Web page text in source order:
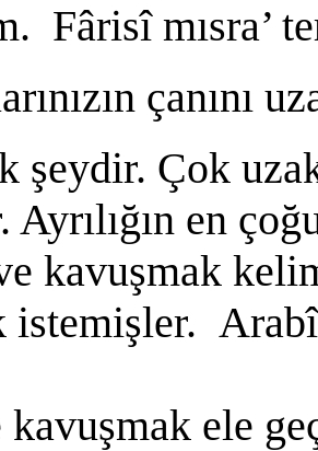
Fârisî mısra’
çanını
şeydir. Çok
Ayrılığın en
kavuşmak
istemişler.
ele